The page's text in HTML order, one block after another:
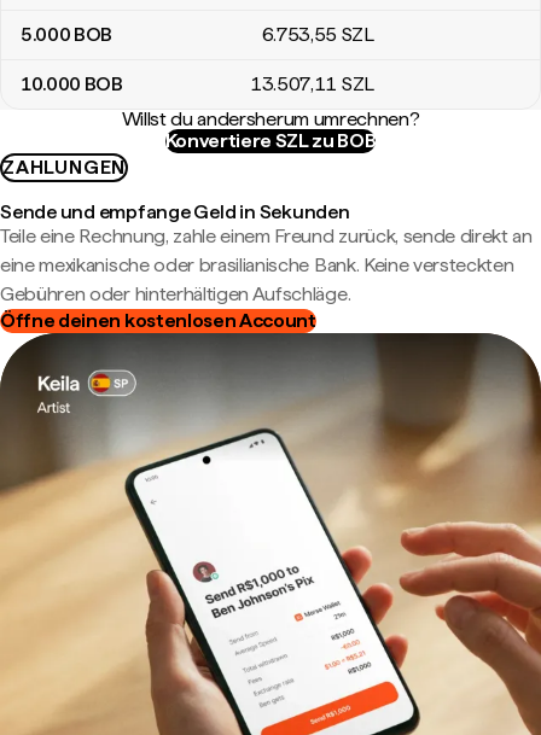
5.000 BOB 6.753,55 SZL
10.000 BOB 13.507,11 SZL
Willst du andersherum umrechnen?
Konvertiere SZL zu BOB
ZAHLUNGEN
Sende und empfange Geld in Sekunden
Teile eine Rechnung, zahle einem Freund zurück, sende direkt an
eine mexikanische oder brasilianische Bank. Keine versteckten
Gebühren oder hinterhältigen Aufschläge.
Öffne deinen kostenlosen Account